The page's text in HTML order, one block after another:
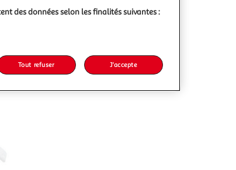
des données selon les finalités suivantes :
Tout refuser J'accepte